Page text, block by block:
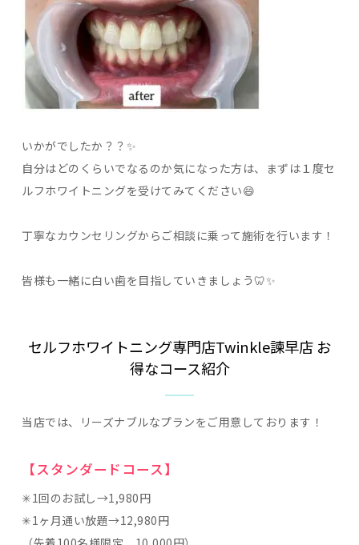
いかがでしたか？？✨
自分はどのくらいでなるのか気になった方は、まずは１度セ
ルフホワイトニングを受けてみてください😄
丁寧なカウンセリングからご相談に乗って施術を行います！
皆様も一緒に白い歯を目指していきましょう🦷✨
セルフホワイトニング専門店Twinkle諫早店 お
得なコース紹介
当店では、リーズナブルなプランをご用意しております！
【スタンダードコース】
✳︎1回のお試し→1,980円
✳︎1ヶ月通い放題→12,980円